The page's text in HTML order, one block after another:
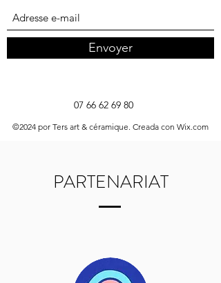
Envoyer
07 66 62 69 80
©2024 por Ters art & céramique. Creada con Wix.com
PARTENARIAT